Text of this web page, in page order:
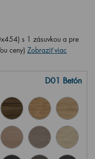
s 1 zásuvkou a pre
ceny) Zobraziť viac
D01 Betón